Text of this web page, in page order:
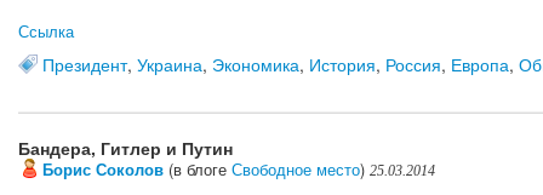
Ссылка
Президент, Украина, Экономика, История, Россия, Европа,
Бандера, Гитлер и Путин
Борис Соколов (в блоге Свободное место) 25.03.2014